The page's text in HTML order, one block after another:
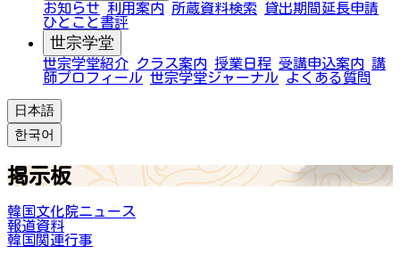
お知らせ 利用案内 所蔵資料検索
貸出期間延長申請
ひとこと書評
世宗学堂
世宗学堂紹介 クラス案内 授業日程 受講申込案内 講
師プロフィール 世宗学堂ジャーナル よくある質問
日本語
한국어
掲示板
韓国文化院ニュース
報道資料
韓国関連行事